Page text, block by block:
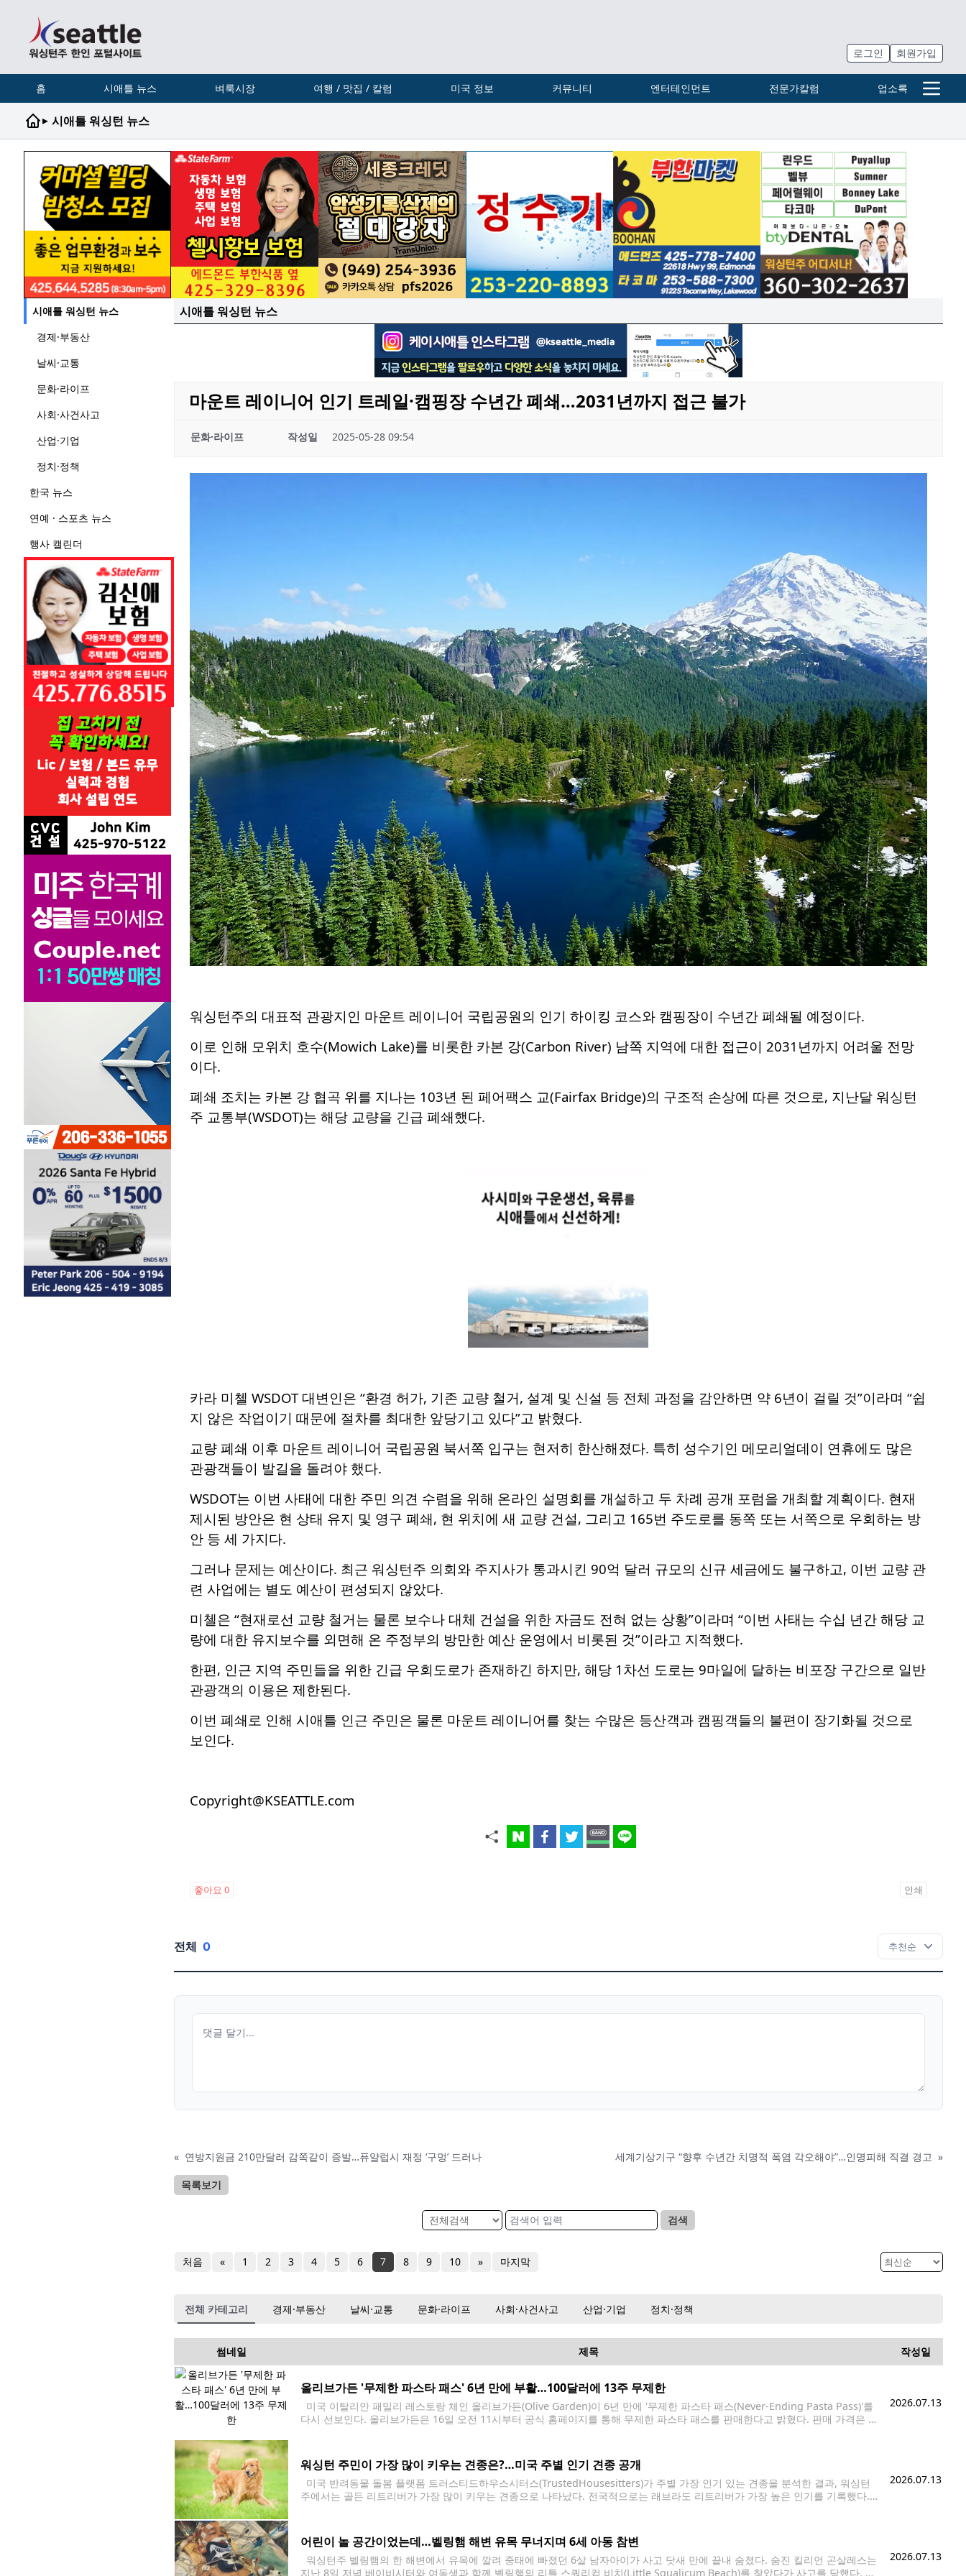
로그인 회원가입
홈 시애틀 뉴스 벼룩시장 여행 / 맛집 / 칼럼 미국 정보 커뮤니티 엔터테인먼트 전문가칼럼 업소록
▸ 시애틀 워싱턴 뉴스
시애틀 워싱턴 뉴스
경제·부동산
날씨·교통
문화·라이프
사회·사건사고
산업·기업
정치·정책
한국 뉴스
연예 · 스포츠 뉴스
행사 캘린더
시애틀 워싱턴 뉴스
마운트 레이니어 인기 트레일·캠핑장 수년간 폐쇄…2031년까지 접근 불가
문화·라이프 작성일 2025-05-28 09:54
워싱턴주의 대표적 관광지인 마운트 레이니어 국립공원의 인기 하이킹 코스와 캠핑장이 수년간 폐쇄될 예정이다.
이로 인해 모위치 호수(Mowich Lake)를 비롯한 카본 강(Carbon River) 남쪽 지역에 대한 접근이 2031년까지 어려울 전망
이다.
폐쇄 조치는 카본 강 협곡 위를 지나는 103년 된 페어팩스 교(Fairfax Bridge)의 구조적 손상에 따른 것으로, 지난달 워싱턴
주 교통부(WSDOT)는 해당 교량을 긴급 폐쇄했다.
카라 미첼 WSDOT 대변인은 “환경 허가, 기존 교량 철거, 설계 및 신설 등 전체 과정을 감안하면 약 6년이 걸릴 것”이라며 “쉽
지 않은 작업이기 때문에 절차를 최대한 앞당기고 있다”고 밝혔다.
교량 폐쇄 이후 마운트 레이니어 국립공원 북서쪽 입구는 현저히 한산해졌다. 특히 성수기인 메모리얼데이 연휴에도 많은
관광객들이 발길을 돌려야 했다.
WSDOT는 이번 사태에 대한 주민 의견 수렴을 위해 온라인 설명회를 개설하고 두 차례 공개 포럼을 개최할 계획이다. 현재
제시된 방안은 현 상태 유지 및 영구 폐쇄, 현 위치에 새 교량 건설, 그리고 165번 주도로를 동쪽 또는 서쪽으로 우회하는 방
안 등 세 가지다.
그러나 문제는 예산이다. 최근 워싱턴주 의회와 주지사가 통과시킨 90억 달러 규모의 신규 세금에도 불구하고, 이번 교량 관
련 사업에는 별도 예산이 편성되지 않았다.
미첼은 “현재로선 교량 철거는 물론 보수나 대체 건설을 위한 자금도 전혀 없는 상황”이라며 “이번 사태는 수십 년간 해당 교
량에 대한 유지보수를 외면해 온 주정부의 방만한 예산 운영에서 비롯된 것”이라고 지적했다.
한편, 인근 지역 주민들을 위한 긴급 우회도로가 존재하긴 하지만, 해당 1차선 도로는 9마일에 달하는 비포장 구간으로 일반
관광객의 이용은 제한된다.
이번 폐쇄로 인해 시애틀 인근 주민은 물론 마운트 레이니어를 찾는 수많은 등산객과 캠핑객들의 불편이 장기화될 것으로
보인다.
Copyright@KSEATTLE.com
좋아요 0 인쇄
전체 0
« 연방지원금 210만달러 감쪽같이 증발…퓨얄럽시 재정 ‘구멍’ 드러나 세계기상기구 “향후 수년간 치명적 폭염 각오해야”…인명피해 직결 경고 »
목록보기
검색
처음 « 1 2 3 4 5 6 7 8 9 10 » 마지막
전체 카테고리 경제·부동산 날씨·교통 문화·라이프 사회·사건사고 산업·기업 정치·정책
썸네일 제목 작성일
올리브가든 '무제한 파스타 패스' 6년 만에 부활…100달러에 13주 무제한
미국 이탈리안 패밀리 레스토랑 체인 올리브가든(Olive Garden)이 6년 만에 '무제한 파스타 패스(Never-Ending Pasta Pass)'를
다시 선보인다. 올리브가든은 16일 오전 11시부터 공식 홈페이지를 통해 무제한 파스타 패스를 판매한다고 밝혔다. 판매 가격은 1
2026.07.13
워싱턴 주민이 가장 많이 키우는 견종은?…미국 주별 인기 견종 공개
미국 반려동물 돌봄 플랫폼 트러스티드하우스시터스(TrustedHousesitters)가 주별 가장 인기 있는 견종을 분석한 결과, 워싱턴
주에서는 골든 리트리버가 가장 많이 키우는 견종으로 나타났다. 전국적으로는 래브라도 리트리버가 가장 높은 인기를 기록했다.
2026.07.13
어린이 놀 공간이었는데…벨링햄 해변 유목 무너지며 6세 아동 참변
워싱턴주 벨링햄의 한 해변에서 유목에 깔려 중태에 빠졌던 6살 남자아이가 사고 닷새 만에 끝내 숨졌다. 숨진 킬리언 곤살레스는
지난 8일 저녁 베이비시터와 여동생과 함께 벨링햄의 리틀 스쿼리컴 비치(Little Squalicum Beach)를 찾았다가 사고를 당했다. 유
2026.07.13